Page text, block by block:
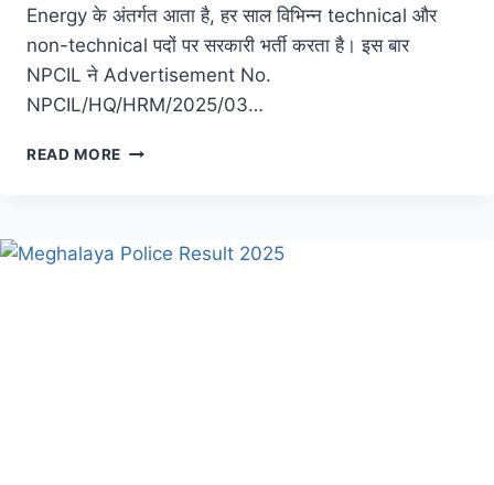
Energy के अंतर्गत आता है, हर साल विभिन्न technical और
non-technical पदों पर सरकारी भर्ती करता है। इस बार
NPCIL ने Advertisement No.
NPCIL/HQ/HRM/2025/03…
READ MORE